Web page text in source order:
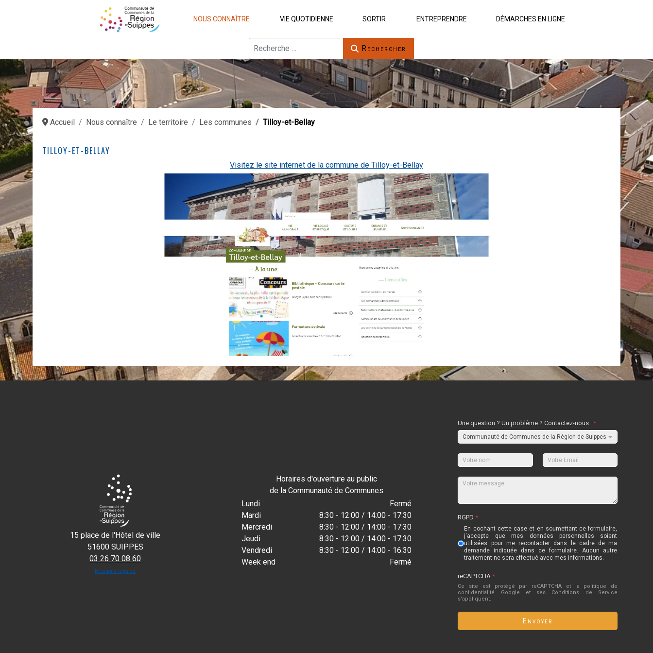
NOUS CONNAÎTRE VIE QUOTIDIENNE SORTIR ENTREPRENDRE DÉMARCHES EN LIGNE
Rechercher
Accueil Nous connaître Le territoire Les communes Tilloy-et-Bellay
TILLOY-ET-BELLAY
Visitez le site internet de la commune de Tilloy-et-Bellay
15 place de l'Hôtel de ville
51600 SUIPPES
03 26 70 08 60
Mentions légales
Horaires d'ouverture au public
de la Communauté de Communes
Lundi
Fermé
Mardi
8:30 - 12:00 / 14:00 - 17:30
Mercredi
8:30 - 12:00 / 14:00 - 17:30
Jeudi
8:30 - 12:00 / 14:00 - 17:30
Vendredi
8:30 - 12:00 / 14:00 - 16:30
Week end
Fermé
Une question ? Un problème ? Contactez-nous :*
RGPD*
En cochant cette case et en soumettant ce formulaire,
j'accepte que mes données personnelles soient
utilisées pour me recontacter dans le cadre de ma
demande indiquée dans ce formulaire. Aucun autre
traitement ne sera effectué avec mes informations.
reCAPTCHA*
Ce site est protégé par reCAPTCHA et la politique de
confidentialité
Google et ses Conditions de Service
s'appliquent.
Envoyer